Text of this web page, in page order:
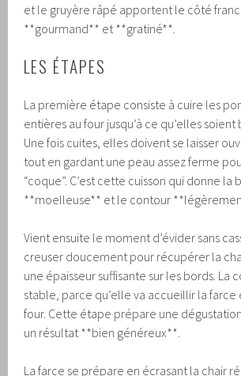
et le gruyère râpé apportent le côté
**gourmand** et **gratiné**.
LES ÉTAPES
La première étape consiste à cuire les
entières au four jusqu’à ce qu’elles soient
Une fois cuites, elles doivent se laisser
tout en gardant une peau assez ferme
“coque”. C’est cette cuisson qui donne la
**moelleuse** et le contour
Vient ensuite le moment d’évider sans
creuser doucement pour récupérer la
une épaisseur suffisante sur les bords. La
stable, parce qu’elle va accueillir la farce
four. Cette étape prépare une
un résultat **bien généreux**.
La farce se prépare en écrasant la chair